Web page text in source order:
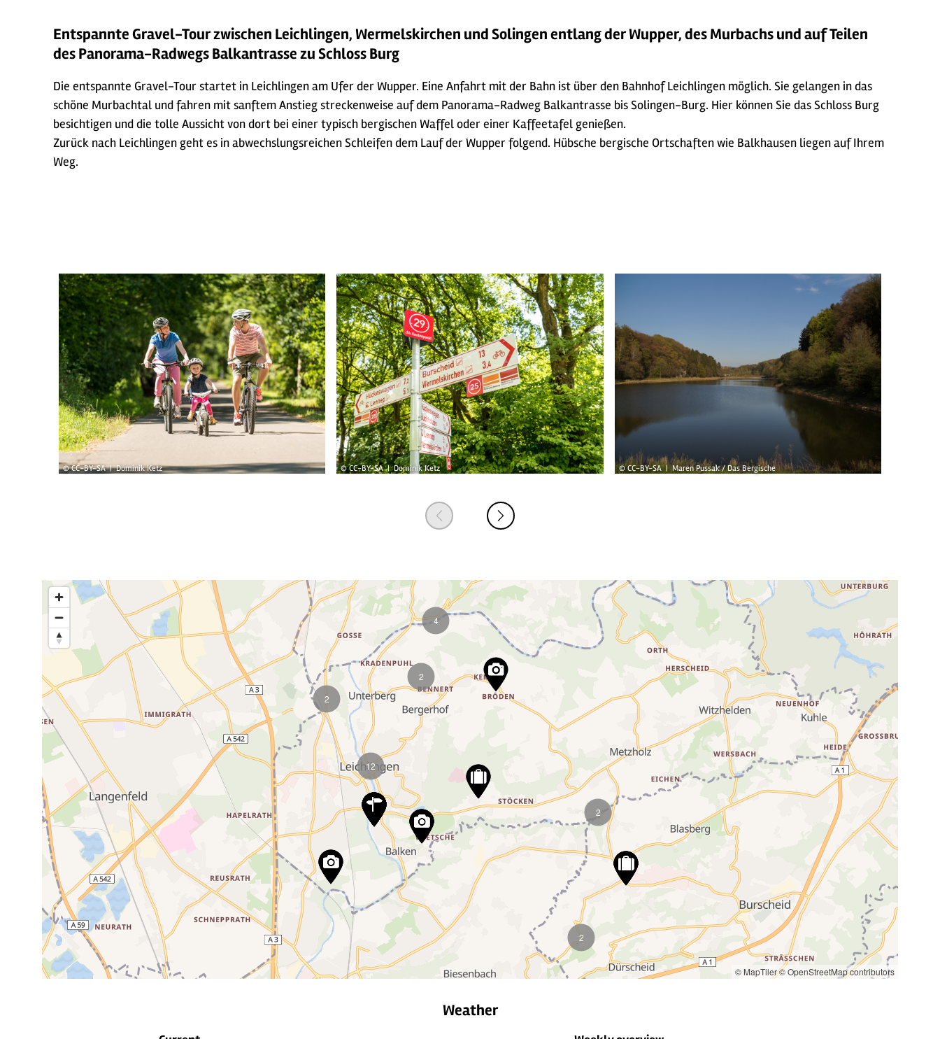
Entspannte Gravel-Tour zwischen Leichlingen, Wermelskirchen und Solingen entlang der Wupper, des Murbachs und auf Teilen
des Panorama-Radwegs Balkantrasse zu Schloss Burg
Die entspannte Gravel-Tour startet in Leichlingen am Ufer der Wupper. Eine Anfahrt mit der Bahn ist über den Bahnhof Leichlingen möglich. Sie gelangen in das
schöne Murbachtal und fahren mit sanftem Anstieg streckenweise auf dem Panorama-Radweg Balkantrasse bis Solingen-Burg. Hier können Sie das Schloss Burg
besichtigen und die tolle Aussicht von dort bei einer typisch bergischen Waffel oder einer Kaffeetafel genießen.
Zurück nach Leichlingen geht es in abwechslungsreichen Schleifen dem Lauf der Wupper folgend. Hübsche bergische Ortschaften wie Balkhausen liegen auf Ihrem
Weg.
© CC-BY-SA | Dominik Ketz © CC-BY-SA | Dominik Ketz © CC-BY-SA | Maren Pussak / Das Bergische
2
2
12
2
2
4
© MapTiler© OpenStreetMap contributors
Weather